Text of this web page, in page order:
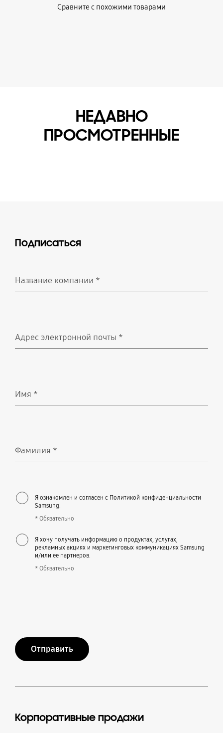
Сравните с похожими товарами
НЕДАВНО
ПРОСМОТРЕННЫЕ
Подписаться
Название компании *
Адрес электронной почты *
Имя *
Фамилия *
Я ознакомлен и согласен с Политикой конфиденциальности
Samsung.
* Обязательно
Я хочу получать информацию о продуктах, услугах,
рекламных акциях и маркетинговых коммуникациях Samsung
и/или ее партнеров.
* Обязательно
Отправить
Корпоративные продажи